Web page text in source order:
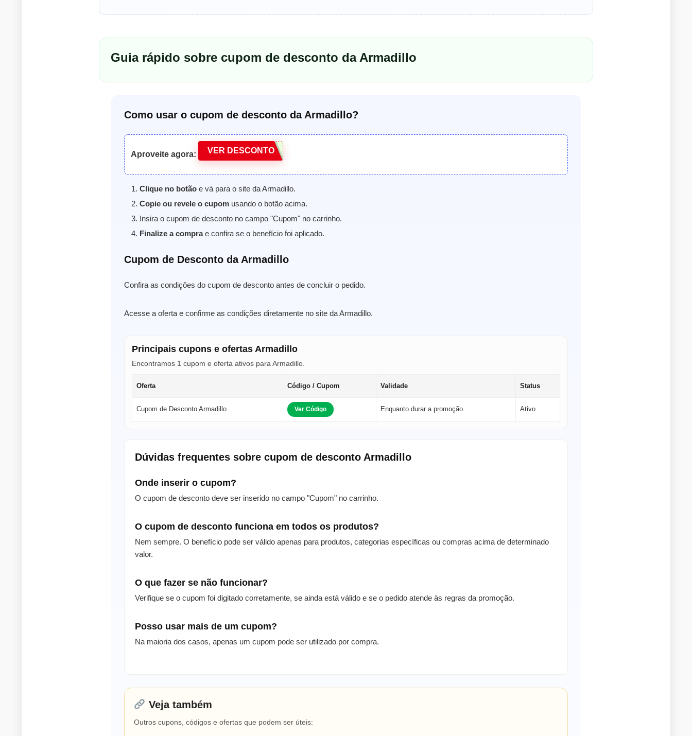
Guia rápido sobre cupom de desconto da Armadillo
Como usar o cupom de desconto da Armadillo?
Aproveite agora: VER DESCONTO
Clique no botão e vá para o site da Armadillo.
Copie ou revele o cupom usando o botão acima.
Insira o cupom de desconto no campo "Cupom" no carrinho.
Finalize a comprae confira se o benefício foi aplicado.
Cupom de Desconto da Armadillo
Confira as condições do cupom de desconto antes de concluir o pedido.
Acesse a oferta e confirme as condições diretamente no site da Armadillo.
Principais cupons e ofertas Armadillo
Encontramos 1 cupom e oferta ativos para Armadillo.
Oferta Código / Cupom Validade Status
Cupom de Desconto Armadillo Ver Código Enquanto durar a promoção Ativo
Dúvidas frequentes sobre cupom de desconto Armadillo
Onde inserir o cupom?
O cupom de desconto deve ser inserido no campo "Cupom" no carrinho.
O cupom de desconto funciona em todos os produtos?
Nem sempre. O benefício pode ser válido apenas para produtos, categorias específicas ou compras acima de determinado
valor.
O que fazer se não funcionar?
Verifique se o cupom foi digitado corretamente, se ainda está válido e se o pedido atende às regras da promoção.
Posso usar mais de um cupom?
Na maioria dos casos, apenas um cupom pode ser utilizado por compra.
Veja também
Outros cupons, códigos e ofertas que podem ser úteis: